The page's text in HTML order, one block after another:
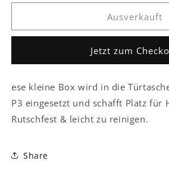
Tür
Lagerung
Box
Tür
Armlehne
Lagerung
Ablagekasten
Box
Ausverkauft
Jetzt zum
ese kleine Box wird in die
P3 eingesetzt und schafft Platz für
Rutschfest & leicht zu reinigen.
Share